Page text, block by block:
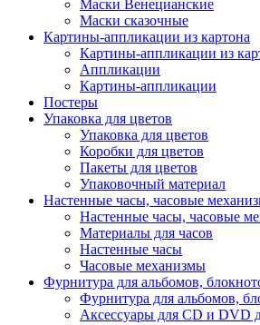
Маски Венецианские
Маски сказочные
Картины-аппликации из картона
Картины-аппликации из
Аппликации
Картины-аппликации
Постеры
Упаковка для цветов
Упаковка для цветов
Коробки для цветов
Пакеты для цветов
Упаковочный материал
Настенные часы, часовые
Настенные часы, часовые
Материалы для часов
Настенные часы
Часовые механизмы
Фурнитура для альбомов,
Фурнитура для альбомов,
Аксессуары для CD и DVD